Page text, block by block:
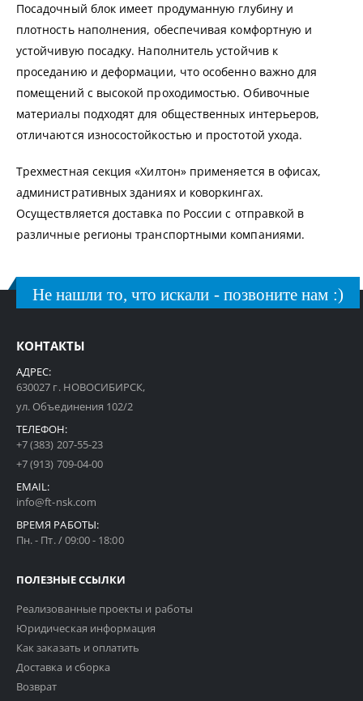
Посадочный блок имеет продуманную глубину и
плотность наполнения, обеспечивая комфортную и
устойчивую посадку. Наполнитель устойчив к
проседанию и деформации, что особенно важно для
помещений с высокой проходимостью. Обивочные
материалы подходят для общественных интерьеров,
отличаются износостойкостью и простотой ухода.
Трехместная секция «Хилтон» применяется в офисах,
административных зданиях и коворкингах.
Осуществляется доставка по России с отправкой в
различные регионы транспортными компаниями.
Не нашли то, что искали - позвоните нам :)
КОНТАКТЫ
АДРЕС:
630027 г. НОВОСИБИРСК,
ул. Объединения 102/2
ТЕЛЕФОН:
+7 (383) 207-55-23
+7 (913) 709-04-00
EMAIL:
info@ft-nsk.com
ВРЕМЯ РАБОТЫ:
Пн. - Пт. / 09:00 - 18:00
ПОЛЕЗНЫЕ ССЫЛКИ
Реализованные проекты и работы
Юридическая информация
Как заказать и оплатить
Доставка и сборка
Возврат